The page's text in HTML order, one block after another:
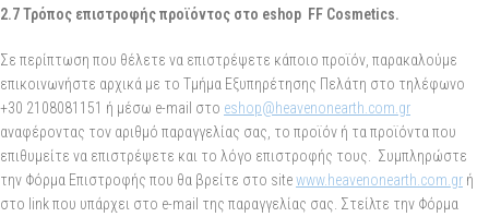
2.7 Τρόπος επιστροφής προϊόντος στο eshop FF Cosmetics.
Σε περίπτωση που θέλετε να επιστρέψετε κάποιο προϊόν, παρακαλούμε
επικοινωνήστε αρχικά με το Τμήμα Εξυπηρέτησης Πελάτη στο τηλέφωνο
+30 2108081151 ή μέσω e-mail στο eshop@heavenonearth.com.gr
αναφέροντας τον αριθμό παραγγελίας σας, το προϊόν ή τα προϊόντα που
επιθυμείτε να επιστρέψετε και το λόγο επιστροφής τους. Συμπληρώστε
την Φόρμα Επιστροφής που θα βρείτε στο sitewww.heavenonearth.com.gr ή
στο link που υπάρχει στο e-mail της παραγγελίας σας. Στείλτε την Φόρμα